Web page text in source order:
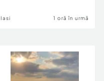
Iasi 1 oră în urmă